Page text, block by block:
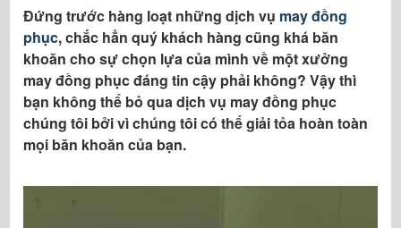
Thơ ( Gần ĐH Cần Thơ ) VP Tân Bình: 93
Phạm Phú Thứ - Tân Bình - Tp.HCMĐiện
thoại: 0903.190000
Hotline Doanh Nghiệp: 0903.190000 ( Mr.
Lam)Hotline HS-SV: 09777.99.247 Email:
aothun@iblue.vn Hoặc
aolop24h@gmail.com - Website:
Đứng trước hàng loạt những dịch vụ may đồng
phục, chắc hẳn quý khách hàng cũng khá băn
khoăn cho sự chọn lựa của mình về một xưởng
may đồng phục đáng tin cậy phải không? Vậy thì
bạn không thể bỏ qua dịch vụ may đồng phục
chúng tôi bởi vì chúng tôi có thể giải tỏa hoàn toàn
mọi băn khoăn của bạn.